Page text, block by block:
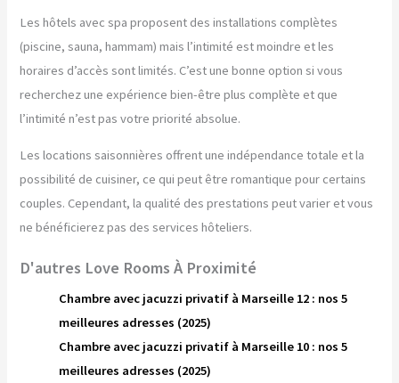
Les hôtels avec spa proposent des installations complètes
(piscine, sauna, hammam) mais l’intimité est moindre et les
horaires d’accès sont limités. C’est une bonne option si vous
recherchez une expérience bien-être plus complète et que
l’intimité n’est pas votre priorité absolue.
Les locations saisonnières offrent une indépendance totale et la
possibilité de cuisiner, ce qui peut être romantique pour certains
couples. Cependant, la qualité des prestations peut varier et vous
ne bénéficierez pas des services hôteliers.
D'autres Love Rooms À Proximité
Chambre avec jacuzzi privatif à Marseille 12 : nos 5
meilleures adresses (2025)
Chambre avec jacuzzi privatif à Marseille 10 : nos 5
meilleures adresses (2025)